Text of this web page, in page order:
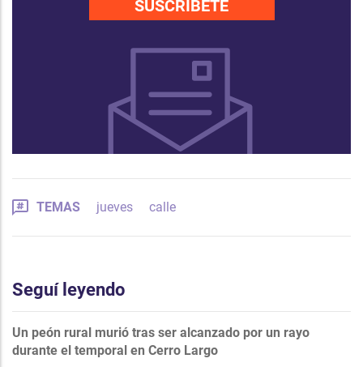
SUSCRÍBETE
TEMAS jueves calle
Seguí leyendo
Un peón rural murió tras ser alcanzado por un rayo
durante el temporal en Cerro Largo